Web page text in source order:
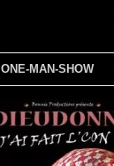
ONE-MAN-SHOW